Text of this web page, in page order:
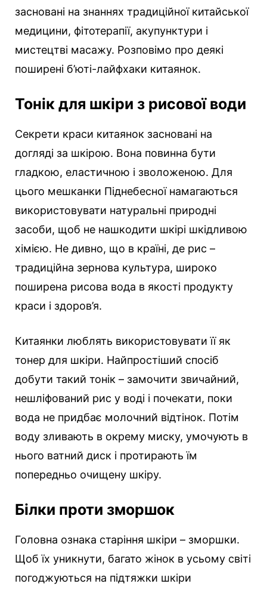
засновані на знаннях традиційної китайської
медицини, фітотерапії, акупунктури і
мистецтві масажу. Розповімо про деякі
поширені б’юті-лайфхаки китаянок.
Тонік для шкіри з рисової води
Секрети краси китаянок засновані на
догляді за шкірою. Вона повинна бути
гладкою, еластичною і зволоженою. Для
цього мешканки Піднебесної намагаються
використовувати натуральні природні
засоби, щоб не нашкодити шкірі шкідливою
хімією. Не дивно, що в країні, де рис –
традиційна зернова культура, широко
поширена рисова вода в якості продукту
краси і здоров’я.
Китаянки люблять використовувати її як
тонер для шкіри. Найпростіший спосіб
добути такий тонік – замочити звичайний,
нешліфований рис у воді і почекати, поки
вода не придбає молочний відтінок. Потім
воду зливають в окрему миску, умочують в
нього ватний диск і протирають їм
попередньо очищену шкіру.
Білки проти зморшок
Головна ознака старіння шкіри – зморшки.
Щоб їх уникнути, багато жінок в усьому світі
погоджуються на підтяжки шкіри